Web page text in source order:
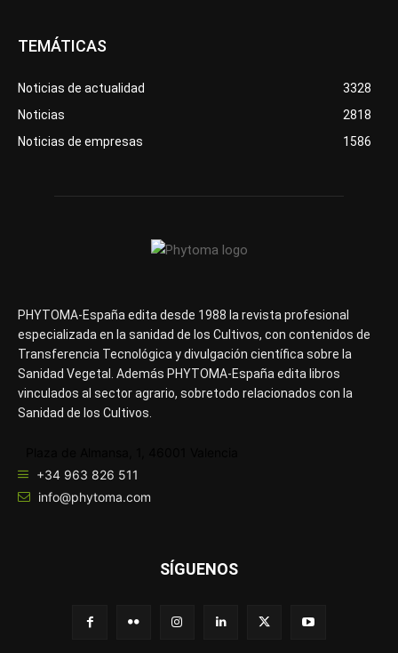
TEMÁTICAS
Noticias de actualidad
3328
Noticias
2818
Noticias de empresas
1586
PHYTOMA-España edita desde 1988 la revista profesional
especializada en la sanidad de los Cultivos, con contenidos de
Transferencia Tecnológica y divulgación científica sobre la
Sanidad Vegetal. Además PHYTOMA-España edita libros
vinculados al sector agrario, sobretodo relacionados con la
Sanidad de los Cultivos.
+34 963 826 511
info@phytoma.com
SÍGUENOS